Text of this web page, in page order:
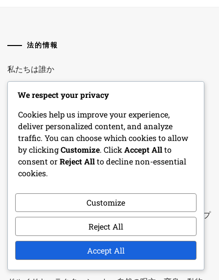
法的情報
私たちは誰か
ご連絡ください
ユーザー同意書
クッキーとトラッキング
プライバシーポリシー
イニシアティブトラッカー：ターン順序、戦闘の流れ、プ
ファンタジー ワンショット アドベンチャー: 魔法の生き
物、壮大なクエスト、宝探し
We respect your privacy
Cookies help us improve your experience,
deliver personalized content, and analyze
traffic. You can choose which cookies to allow
by clickingCustomize. Click Accept Allto
consent orReject Allto decline non-essential
cookies.
Customize
Reject All
Accept All